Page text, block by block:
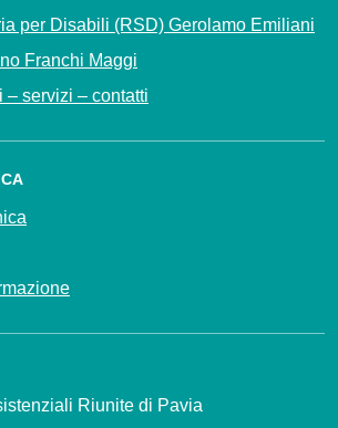
per Disabili (RSD) Gerolamo Emiliani
Franchi Maggi
– servizi – contatti
Riunite di Pavia